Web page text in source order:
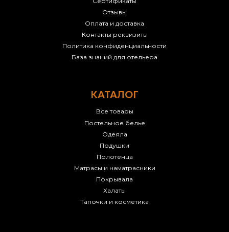
Отзывы
Оплата и доставка
Контакты реквизиты
Политика конфиденциальности
База знаний для отельера
КАТАЛОГ
Все товары
Постельное белье
Одеяла
Подушки
Полотенца
Матрасы и наматрасники
Покрывала
Халаты
Тапочки и косметика